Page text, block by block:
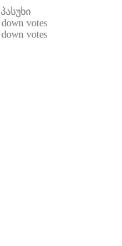
პასუხი
down votes
down votes